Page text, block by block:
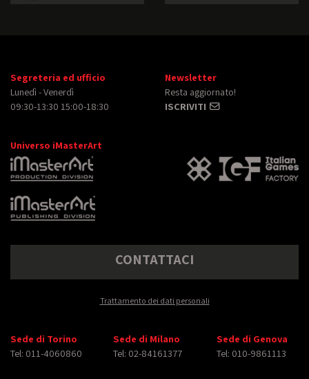
Segreteria ed ufficio
Lunedì - Venerdì
09:30-13:30 15:00-18:30
Newsletter
Resta aggiornato!
ISCRIVITI
Universo iMasterArt
CONTATTACI
Trattamento dei dati personali
Sede di Torino
Tel: 011-4060860
Sede di Milano
Tel: 02-84161377
Sede di Genova
Tel: 010-9861113